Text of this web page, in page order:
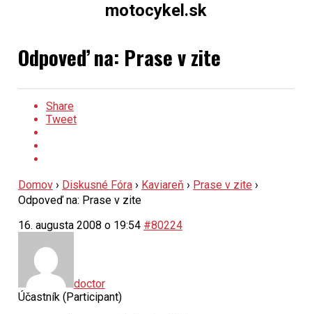
motocykel.sk
Odpoveď na: Prase v zite
Share
Tweet
Domov › Diskusné Fóra › Kaviareň › Prase v zite ›
Odpoveď na: Prase v zite
16. augusta 2008 o 19:54 #80224
doctor
Účastník (Participant)